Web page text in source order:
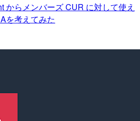
からメンバーズ CUR に対して使え
を考えてみた